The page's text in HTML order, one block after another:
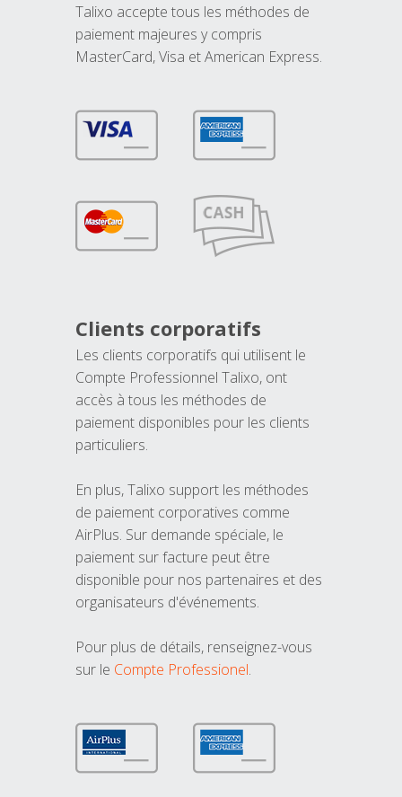
Talixo accepte tous les méthodes de
paiement majeures y compris
MasterCard, Visa et American Express.
Clients corporatifs
Les clients corporatifs qui utilisent le
Compte Professionnel Talixo, ont
accès à tous les méthodes de
paiement disponibles pour les clients
particuliers.
En plus, Talixo support les méthodes
de paiement corporatives comme
AirPlus. Sur demande spéciale, le
paiement sur facture peut être
disponible pour nos partenaires et des
organisateurs d'événements.
Pour plus de détails, renseignez-vous
sur le Compte Professionel.